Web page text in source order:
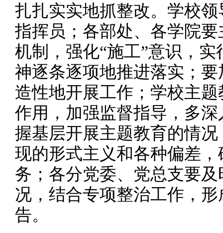
扎扎实实地抓整改。学校
指挥员；各部处、各学院
机制，强化“施工”意识，
神逐条逐项地推进落实；
造性地开展工作；学校主
作用，加强监督指导，多
握基层开展主题教育的情
现的形式主义和各种偏差
务；各分党委、党总支要
况，结合专项整治工作，
告。